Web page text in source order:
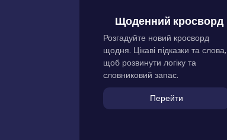
Щоденний кросворд
Розгадуйте новий кросворд
щодня. Цікаві підказки та слова,
щоб розвинути логіку та
словниковий запас.
Перейти